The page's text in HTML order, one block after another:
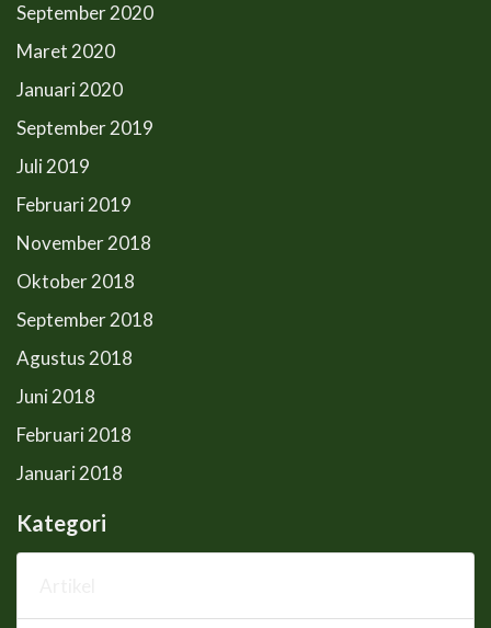
September 2020
Maret 2020
Januari 2020
September 2019
Juli 2019
Februari 2019
November 2018
Oktober 2018
September 2018
Agustus 2018
Juni 2018
Februari 2018
Januari 2018
Kategori